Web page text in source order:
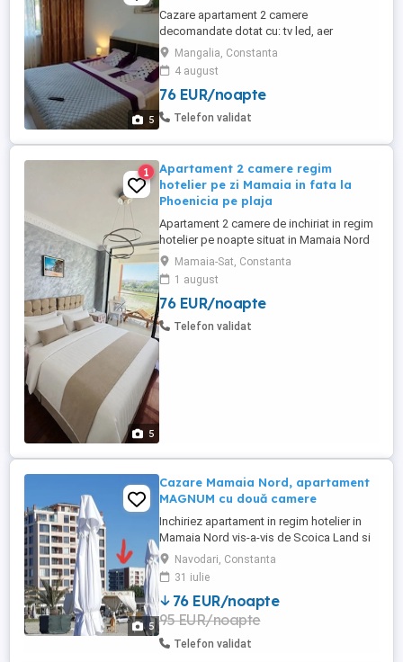
5
Cazare apartament 2 camere
decomandate dotat cu: tv led, aer
condiționat, frigider, mașină de spălat,
espressor, bucătărie. Locația se află la
400 m. de plajă(7min. mers pe jos), în
spatele Complexului Amfiteatru. Vă
așteptăm!
Mangalia, Constanta
4 august
76 EUR/noapte
Telefon validat
5
1
Apartament 2 camere regim
hotelier pe zi Mamaia in fata la
Phoenicia pe plaja
Apartament 2 camere de inchiriat in regim
hotelier pe noapte situat in Mamaia Nord
in fata complexului Phoenicia, linia 1 de la
mare, chiar pe plaja, in complexul Roca
Residence, cea mai buna locatie din
Mamaia, apartamente chiar pe plaja, cu
vedere si la mare, terasa, cu acces direct
Mamaia-Sat, Constanta
1 august
76 EUR/noapte
Telefon validat
5
Cazare Mamaia Nord, apartament
MAGNUM cu două camere
Inchiriez apartament in regim hotelier in
Mamaia Nord vis-a-vis de Scoica Land si
complex Phoenicia, apartamentul are 1
dormitor, 1 living cu canapea extensibilă,
bucătărie utilată, baie și balcon. Dotări:
-2TV LCD de80cm si 100cm -frigider si
congelator -cuptor,plită aragaz -centrală
proprie -expresor ...
Navodari, Constanta
31 iulie
76 EUR/noapte
95 EUR/noapte
Telefon validat